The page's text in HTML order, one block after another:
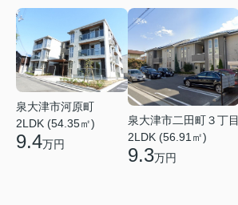
泉大津市河原町
2LDK (54.35㎡)
9.4万円
泉大津市二田町３丁目
2LDK (56.91㎡)
9.3万円